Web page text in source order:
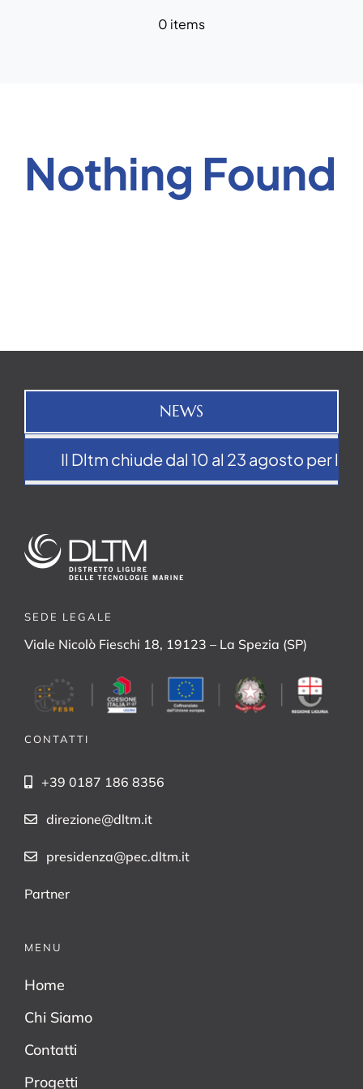
0 items
Nothing Found
NEWS
Il Dltm chiude dal 10 al 23 agosto per la
SEDE LEGALE
Viale Nicolò Fieschi 18, 19123 – La Spezia (SP)
CONTATTI
+39 0187 186 8356
direzione@dltm.it
presidenza@pec.dltm.it
Partner
MENU
Home
Chi Siamo
Contatti
Progetti